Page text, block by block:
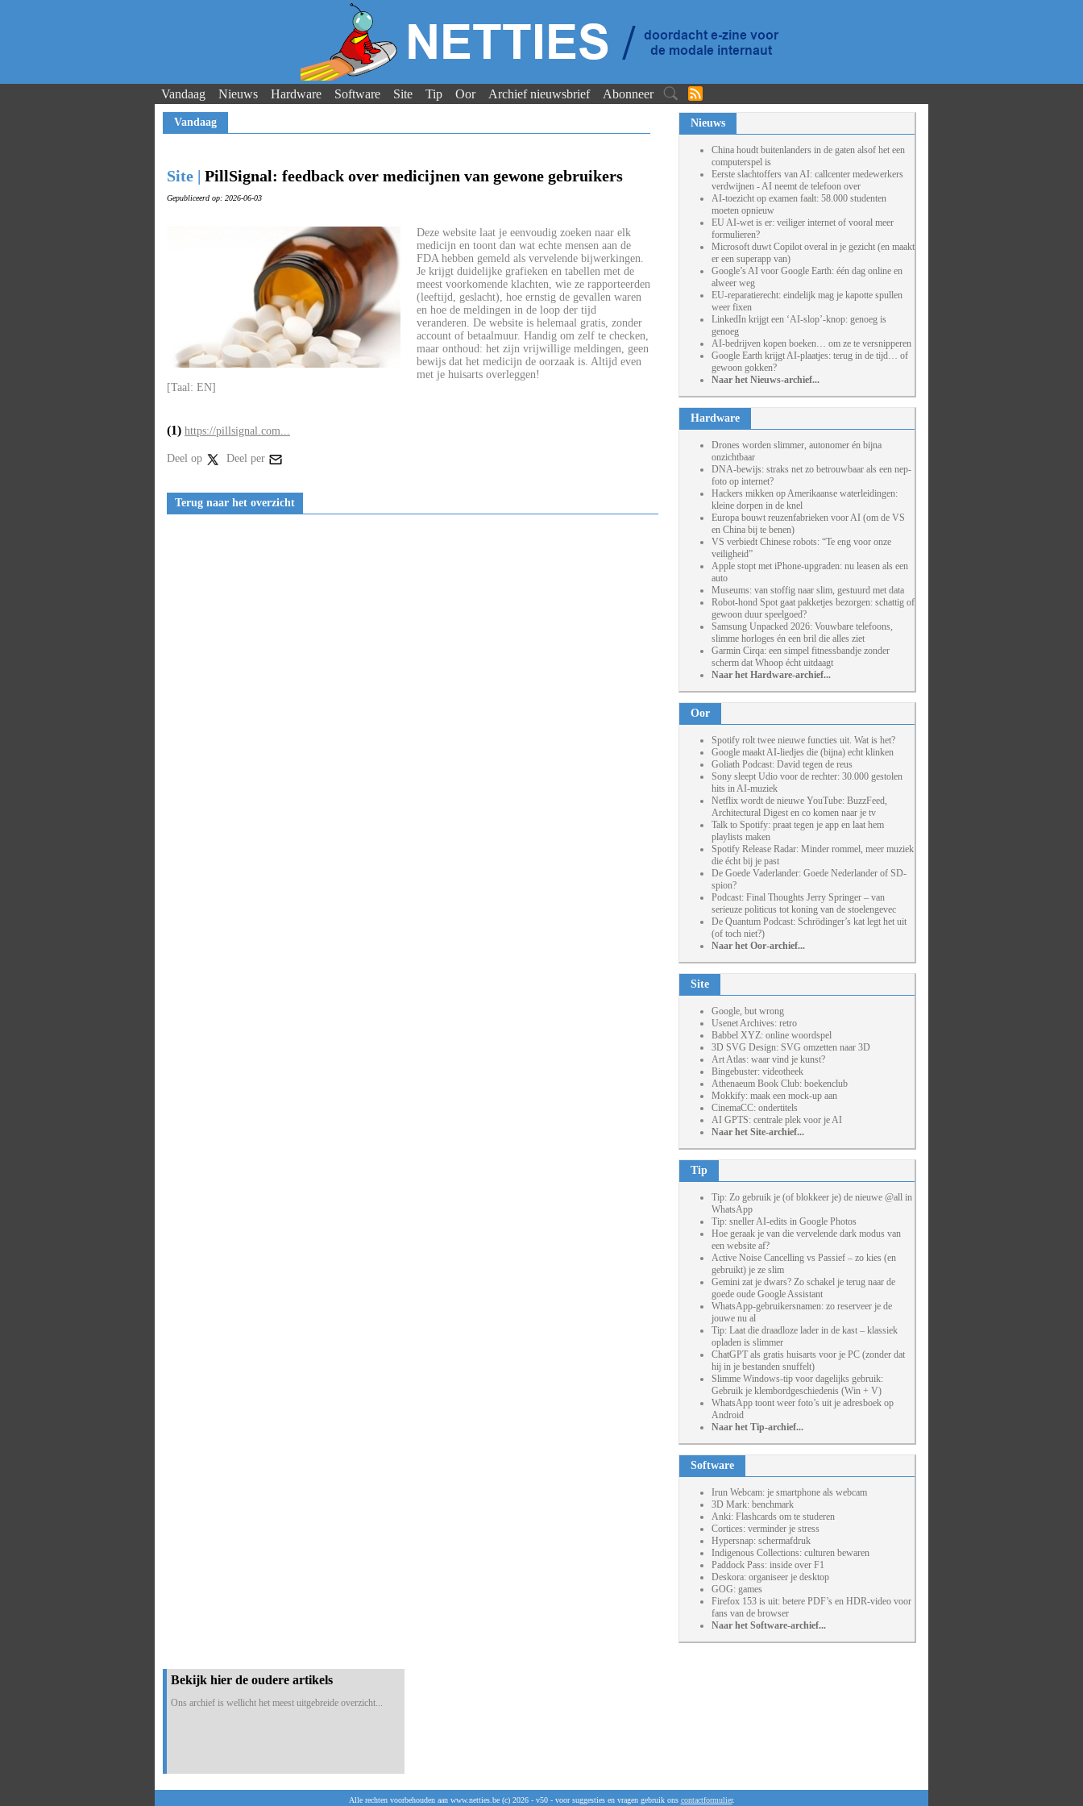
Vandaag Nieuws Hardware Software Site Tip Oor Archief nieuwsbrief Abonneer
Vandaag
Site | PillSignal: feedback over medicijnen van gewone gebruikers
Gepubliceerd op: 2026-06-03
Deze website laat je eenvoudig zoeken naar elk
medicijn en toont dan wat echte mensen aan de
FDA hebben gemeld als vervelende bijwerkingen.
Je krijgt duidelijke grafieken en tabellen met de
meest voorkomende klachten, wie ze rapporteerden
(leeftijd, geslacht), hoe ernstig de gevallen waren
en hoe de meldingen in de loop der tijd
veranderen. De website is helemaal gratis, zonder
account of betaalmuur. Handig om zelf te checken,
maar onthoud: het zijn vrijwillige meldingen, geen
bewijs dat het medicijn de oorzaak is. Altijd even
met je huisarts overleggen!
[Taal: EN]
(1) https://pillsignal.com...
Deel op Deel per
Terug naar het overzicht
Nieuws
China houdt buitenlanders in de gaten alsof het een
computerspel is
Eerste slachtoffers van AI: callcenter medewerkers
verdwijnen - AI neemt de telefoon over
AI-toezicht op examen faalt: 58.000 studenten
moeten opnieuw
EU AI-wet is er: veiliger internet of vooral meer
formulieren?
Microsoft duwt Copilot overal in je gezicht (en maakt
er een superapp van)
Google’s AI voor Google Earth: één dag online en
alweer weg
EU-reparatierecht: eindelijk mag je kapotte spullen
weer fixen
LinkedIn krijgt een ‘AI-slop’-knop: genoeg is
genoeg
AI-bedrijven kopen boeken… om ze te versnipperen
Google Earth krijgt AI-plaatjes: terug in de tijd… of
gewoon gokken?
Naar het Nieuws-archief...
Hardware
Drones worden slimmer, autonomer én bijna
onzichtbaar
DNA-bewijs: straks net zo betrouwbaar als een nep-
foto op internet?
Hackers mikken op Amerikaanse waterleidingen:
kleine dorpen in de knel
Europa bouwt reuzenfabrieken voor AI (om de VS
en China bij te benen)
VS verbiedt Chinese robots: “Te eng voor onze
veiligheid”
Apple stopt met iPhone-upgraden: nu leasen als een
auto
Museums: van stoffig naar slim, gestuurd met data
Robot-hond Spot gaat pakketjes bezorgen: schattig of
gewoon duur speelgoed?
Samsung Unpacked 2026: Vouwbare telefoons,
slimme horloges én een bril die alles ziet
Garmin Cirqa: een simpel fitnessbandje zonder
scherm dat Whoop écht uitdaagt
Naar het Hardware-archief...
Oor
Spotify rolt twee nieuwe functies uit. Wat is het?
Google maakt AI-liedjes die (bijna) echt klinken
Goliath Podcast: David tegen de reus
Sony sleept Udio voor de rechter: 30.000 gestolen
hits in AI-muziek
Netflix wordt de nieuwe YouTube: BuzzFeed,
Architectural Digest en co komen naar je tv
Talk to Spotify: praat tegen je app en laat hem
playlists maken
Spotify Release Radar: Minder rommel, meer muziek
die écht bij je past
De Goede Vaderlander: Goede Nederlander of SD-
spion?
Podcast: Final Thoughts Jerry Springer – van
serieuze politicus tot koning van de stoelengevec
De Quantum Podcast: Schrödinger’s kat legt het uit
(of toch niet?)
Naar het Oor-archief...
Site
Google, but wrong
Usenet Archives: retro
Babbel XYZ: online woordspel
3D SVG Design: SVG omzetten naar 3D
Art Atlas: waar vind je kunst?
Bingebuster: videotheek
Athenaeum Book Club: boekenclub
Mokkify: maak een mock-up aan
CinemaCC: ondertitels
AI GPTS: centrale plek voor je AI
Naar het Site-archief...
Tip
Tip: Zo gebruik je (of blokkeer je) de nieuwe @all in
WhatsApp
Tip: sneller AI-edits in Google Photos
Hoe geraak je van die vervelende dark modus van
een website af?
Active Noise Cancelling vs Passief – zo kies (en
gebruikt) je ze slim
Gemini zat je dwars? Zo schakel je terug naar de
goede oude Google Assistant
WhatsApp-gebruikersnamen: zo reserveer je de
jouwe nu al
Tip: Laat die draadloze lader in de kast – klassiek
opladen is slimmer
ChatGPT als gratis huisarts voor je PC (zonder dat
hij in je bestanden snuffelt)
Slimme Windows-tip voor dagelijks gebruik:
Gebruik je klembordgeschiedenis (Win + V)
WhatsApp toont weer foto’s uit je adresboek op
Android
Naar het Tip-archief...
Software
Irun Webcam: je smartphone als webcam
3D Mark: benchmark
Anki: Flashcards om te studeren
Cortices: verminder je stress
Hypersnap: schermafdruk
Indigenous Collections: culturen bewaren
Paddock Pass: inside over F1
Deskora: organiseer je desktop
GOG: games
Firefox 153 is uit: betere PDF’s en HDR-video voor
fans van de browser
Naar het Software-archief...
Bekijk hier de oudere artikels
Ons archief is wellicht het meest uitgebreide overzicht...
Alle rechten voorbehouden aan www.netties.be (c) 2026 - v50 - voor suggesties en vragen gebruik ons contactformulier.